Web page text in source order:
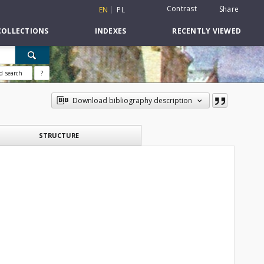
EN PL Contrast Share
INDEXES RECENTLY VIEWED
search ?
Download bibliography description
STRUCTURE